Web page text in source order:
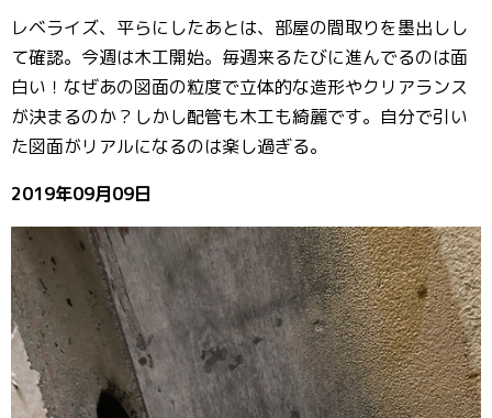
レベライズ、平らにしたあとは、部屋の間取りを墨出しし
て確認。今週は木工開始。毎週来るたびに進んでるのは面
白い！なぜあの図面の粒度で立体的な造形やクリアランス
が決まるのか？しかし配管も木工も綺麗です。自分で引い
た図面がリアルになるのは楽し過ぎる。
2019年09月09日